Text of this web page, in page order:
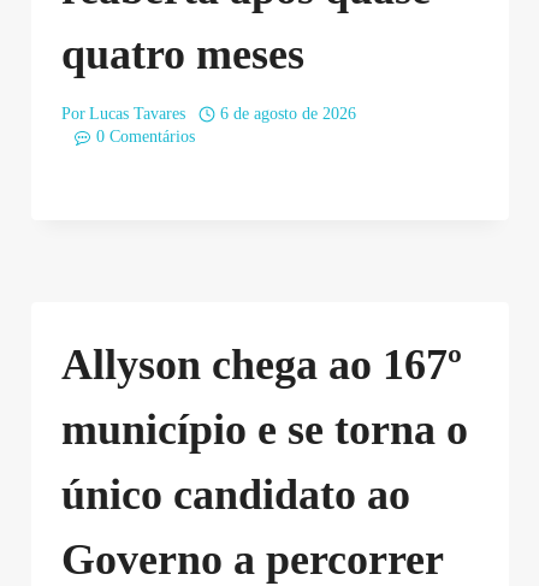
quatro meses
Por Lucas Tavares
6 de agosto de 2026
0 Comentários
Allyson chega ao 167º
município e se torna o
único candidato ao
Governo a percorrer